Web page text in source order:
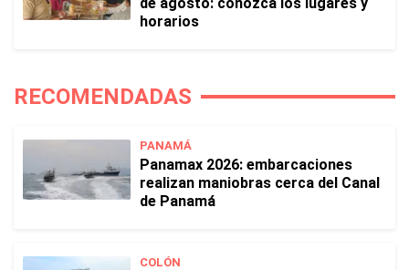
horarios
RECOMENDADAS
PANAMÁ
Panamax 2026: embarcaciones
realizan maniobras cerca del Canal
de Panamá
COLÓN